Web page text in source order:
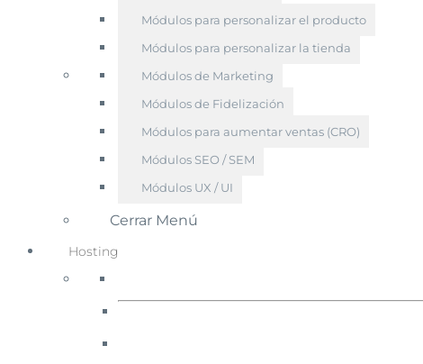
Módulos para personalizar el producto
Módulos para personalizar la tienda
Módulos de Marketing
Módulos de Fidelización
Módulos para aumentar ventas (CRO)
Módulos SEO / SEM
Módulos UX / UI
Cerrar Menú
Hosting